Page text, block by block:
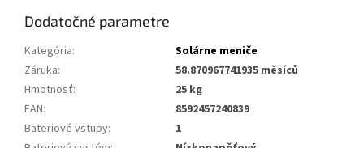
Dodatočné parametre
Kategória:
Solárne meniče
Záruka:
58.870967741935 měsíců
Hmotnosť:
25 kg
EAN:
8592457240839
Bateriové vstupy:
1